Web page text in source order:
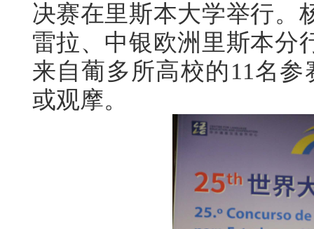
决赛在里斯本大学举行。
雷拉、中银欧洲里斯本分
来自葡多所高校的11名
或观摩。